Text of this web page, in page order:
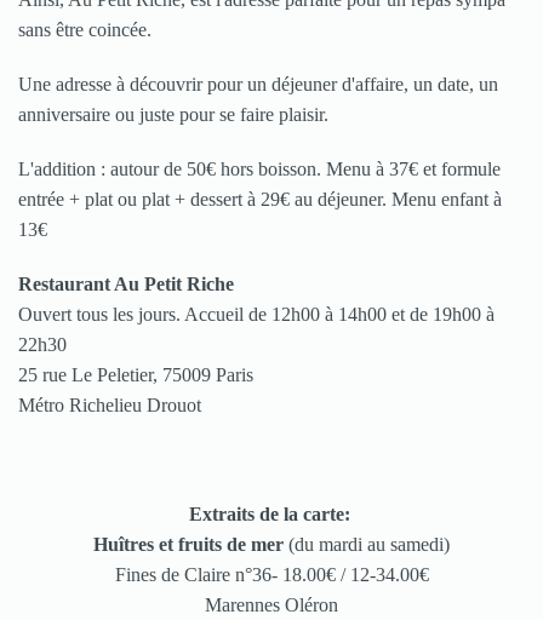
sans être coincée.
Une adresse à découvrir pour un déjeuner d'affaire, un date, un
anniversaire ou juste pour se faire plaisir.
L'addition : autour de 50€ hors boisson. Menu à 37€ et formule
entrée + plat ou plat + dessert à 29€ au déjeuner. Menu enfant à
13€
Restaurant Au Petit Riche
Ouvert tous les jours. Accueil de 12h00 à 14h00 et de 19h00 à
22h30
25 rue Le Peletier, 75009 Paris
Métro Richelieu Drouot
Extraits de la carte:
Huîtres et fruits de mer (du mardi au samedi)
Fines de Claire n°36- 18.00€ / 12-34.00€
Marennes Oléron